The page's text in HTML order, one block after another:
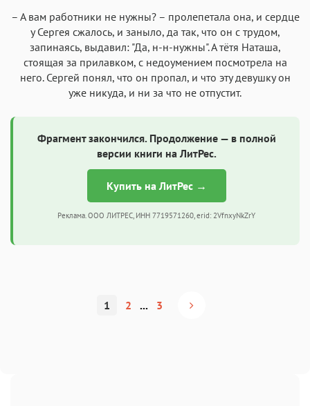
– А вам работники не нужны? – пролепетала она, и сердце
у Сергея сжалось, и заныло, да так, что он с трудом,
запинаясь, выдавил: "Да, н-н-нужны". А тётя Наташа,
стоящая за прилавком, с недоумением посмотрела на
него. Сергей понял, что он пропал, и что эту девушку он
уже никуда, и ни за что не отпустит.
Фрагмент закончился. Продолжение — в полной
версии книги на ЛитРес.
Купить на ЛитРес →
Реклама. ООО ЛИТРЕС, ИНН 7719571260, erid: 2VfnxyNkZrY
1 2 ... 3